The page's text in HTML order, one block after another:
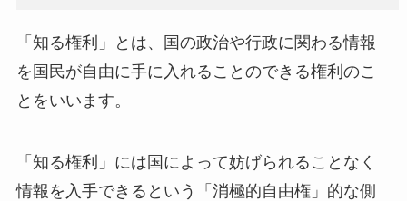
「知る権利」とは、国の政治や行政に関わる情報
を国民が自由に手に入れることのできる権利のこ
とをいいます。
「知る権利」には国によって妨げられることなく
情報を入手できるという「消極的自由権」的な側